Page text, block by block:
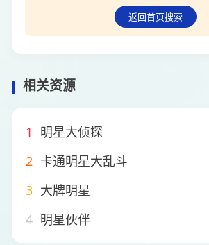
返回首页搜索
相关资源
1
明星大侦探
2 卡通明星大乱斗
3 大牌明星
4 明星伙伴